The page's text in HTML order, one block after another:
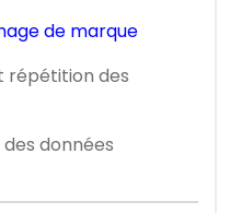
de marque
répétition des
données